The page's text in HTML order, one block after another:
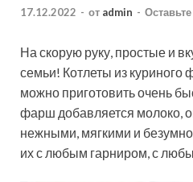
17.12.2022 - от admin -
На скорую руку, простые и
семьи! Котлеты из куриного
можно приготовить очень
фарш добавляется молоко,
нежными, мягкими и
их с любым гарниром, с